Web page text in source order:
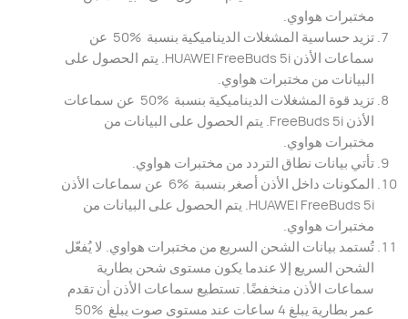
مختبرات هواوي.
تزيد حساسية المشغلات الديناميكية بنسبة ‎ 50% ‎ عن
سماعات الأذن HUAWEI FreeBuds 5i. يتم الحصول على
البيانات من مختبرات هواوي.
تزيد قوة المشغلات الديناميكية بنسبة ‎ 50% ‎ عن سماعات
الأذن FreeBuds 5i. يتم الحصول على البيانات من
مختبرات هواوي.
تأتي بيانات نطاق التردد من مختبرات هواوي.
المكونات داخل الأذن أصغر بنسبة ‎ 6% ‎ عن سماعات الأذن
HUAWEI FreeBuds 5i. يتم الحصول على البيانات من
مختبرات هواوي.
‏تُستمد بيانات الشحن السريع من مختبرات هواوي. لا يُفعّل
الشحن السريع إلا عندما يكون مستوى شحن بطارية
سماعات الأذن منخفضًا. تستطيع سماعات الأذن أن تقدم
عمر بطارية يبلغ 4 ساعات عند مستوى صوت يبلغ ‎ 50% ‎